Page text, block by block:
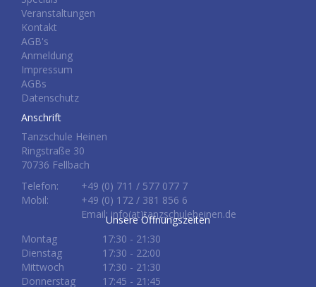
Veranstaltungen
Kontakt
AGB's
Anmeldung
Impressum
AGBs
Datenschutz
Anschrift
Tanzschule Heinen
Ringstraße 30
70736 Fellbach
Telefon:
+49 (0) 711 / 577 077 7
Mobil:
+49 (0) 172 / 381 856 6
Email: info(at)tanzschuleheinen.de
Unsere Öffnungszeiten
Montag
17:30 - 21:30
Dienstag
17:30 - 22:00
Mittwoch
17:30 - 21:30
Donnerstag
17:45 - 21:45